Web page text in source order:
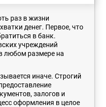
раз в жизни
денег. Первое, что
в банк.
учреждений
любом размере на
иначе. Строгий
залогов и
оформления в целое